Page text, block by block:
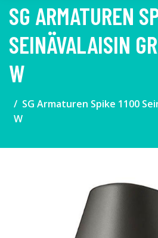
SG ARMATUREN
SEINÄVALAISIN
W
SG Armaturen Spike 1100
W